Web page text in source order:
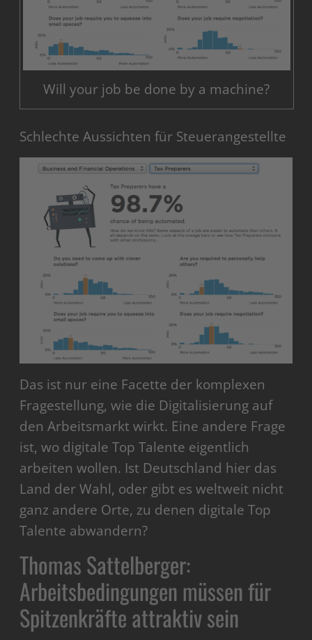
Will your job be done by a machine?
Schlechte Aussichten für Steuerangestellte
Das ist nur eine Facette der komplexen
Fragestellung, wie die Digitalisierung auf
den Arbeitsmarkt wirkt. Eine andere Frage
ist, wo digitale Top Talente eigentlich
arbeiten wollen. Ist Deutschland hier das
Land der Wahl, oder gibt es weltweit nicht
ganz andere Orte, zu denen digitale Top
Talente abwandern?
Thomas Sattelberger:
Arbeitsbedingungen müssen für
Spitzenkräfte attraktiv sein